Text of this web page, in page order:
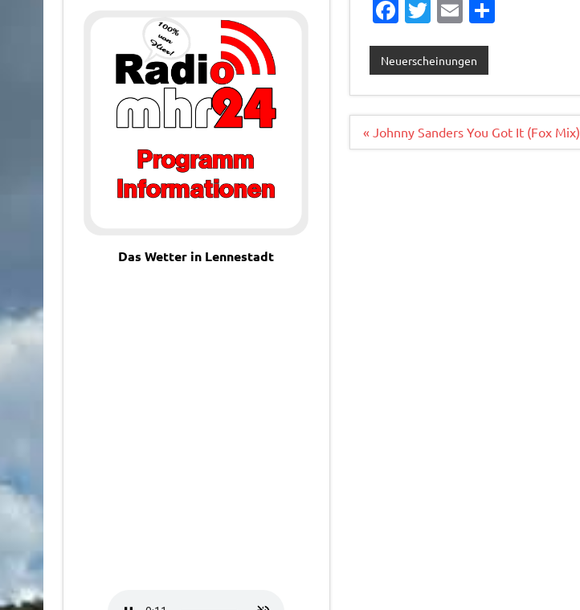
Fa
e
b
o
o
T
it
te
r
E
ai
l
T
n
Neuerscheinungen
Beitragsnavigation
« Johnny Sanders You Got It (Fox Mix)
Das Wetter in Lennestadt